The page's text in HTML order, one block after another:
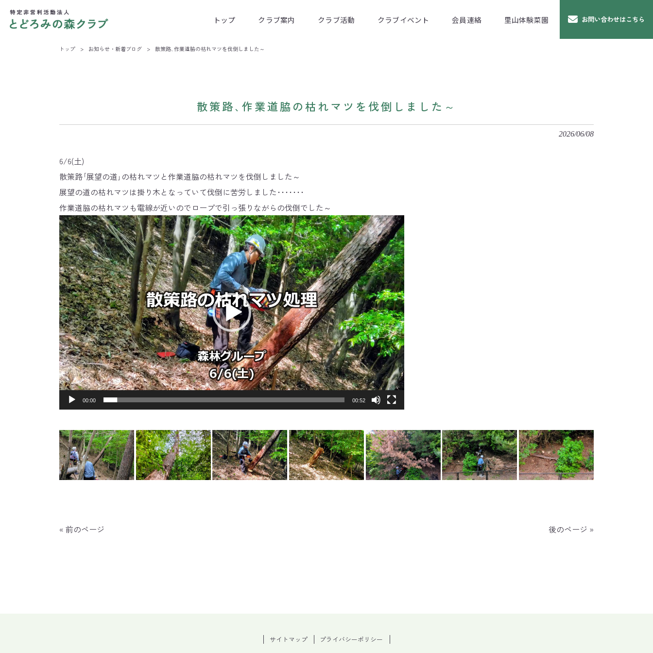
トップ クラブ案内 クラブ活動 クラブイベント 会員連絡 里山体験菜園 お問い合わせはこちら
トップ > お知らせ・新着ブログ > 散策路､作業道脇の枯れマツを伐倒しました～
散策路､作業道脇の枯れマツを伐倒しました～
2026/06/08
6/6(土)
散策路｢展望の道｣の枯れマツと作業道脇の枯れマツを伐倒しました～
展望の道の枯れマツは掛り木となっていて伐倒に苦労しました･･･････
作業道脇の枯れマツも電線が近いのでロープで引っ張りながらの伐倒でした～
動
画
プ
レ
ー
ヤ
ー
00:00 00:52
« 前のページ 後のページ »
サイトマップ プライバシーポリシー